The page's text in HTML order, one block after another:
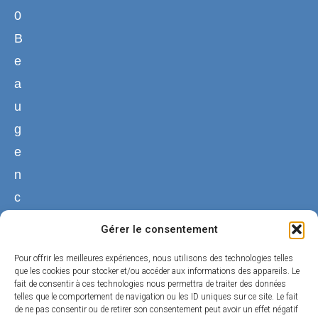
Gérer le consentement
Pour offrir les meilleures expériences, nous utilisons des technologies telles
que les cookies pour stocker et/ou accéder aux informations des appareils. Le
fait de consentir à ces technologies nous permettra de traiter des données
telles que le comportement de navigation ou les ID uniques sur ce site. Le fait
de ne pas consentir ou de retirer son consentement peut avoir un effet négatif
0
B
e
a
u
g
e
n
c
02
38
44
50